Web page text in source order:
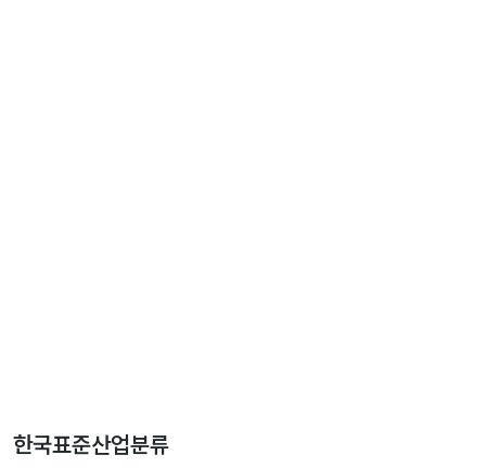
한국표준산업분류